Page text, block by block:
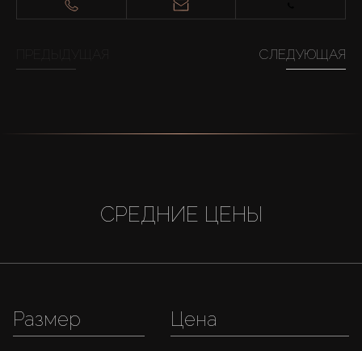
СЛЕДУЮЩАЯ
СРЕДНИЕ ЦЕНЫ
Размер Цена